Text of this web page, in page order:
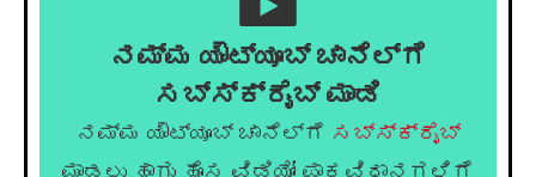
ನಮ್ಮ ಯೌಟ್ಯೂಬ್ ಚಾನೆಲ್ಗೆ
ಸಬ್ಸ್ಕ್ರೈಬ್ ಮಾಡಿ
ನಮ್ಮ ಯೌಟ್ಯೂಬ್ ಚಾನೆಲ್ಗೆ ಸಬ್ಸ್ಕ್ರೈಬ್